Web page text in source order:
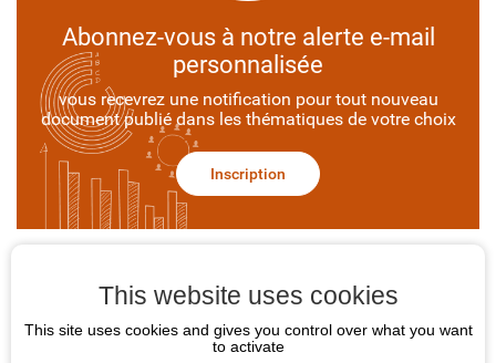
This website uses cookies
This site uses cookies and gives you control over what you want
to activate
Abonnez-vous à notre alerte e-mail
personnalisée
vous recevrez une notification pour tout nouveau
document publié dans les thématiques de votre choix
Inscription
Contact